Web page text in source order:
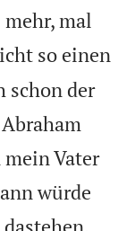
mal
so einen
schon der
mein Vater
würde